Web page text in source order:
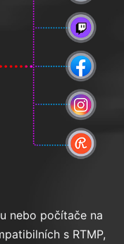
nebo počítače na
s RTMP,